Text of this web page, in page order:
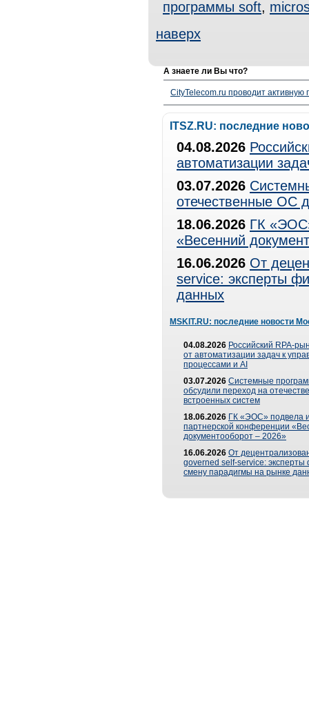
программы soft,
наверх
А знаете ли Вы что?
CityTelecom.ru проводит активную
ITSZ.RU: последние
04.08.2026
автоматизации
03.07.2026
отечественные ОС
18.06.2026 ГК
«Весенний
16.06.2026 От
service: эксперты
данных
MSKIT.RU: последние новости
04.08.2026 Российский RPA-
от автоматизации задач к
процессами и AI
03.07.2026 Системные
обсудили переход на
встроенных систем
18.06.2026 ГК «ЭОС» подвела
партнерской конференции
документооборот – 2026»
16.06.2026 От
governed self-service: эксперты
смену парадигмы на рынке